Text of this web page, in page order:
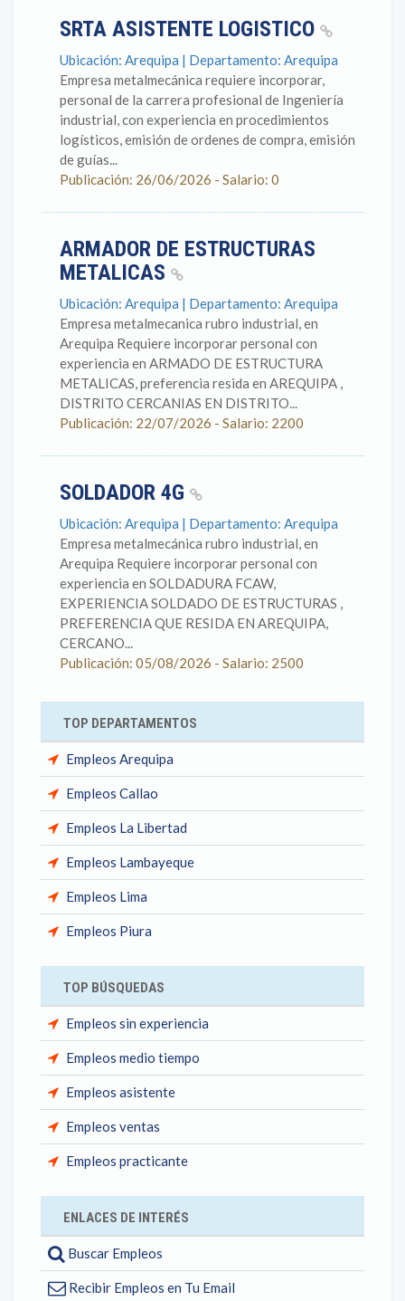
SRTA ASISTENTE LOGISTICO
Ubicación: Arequipa | Departamento: Arequipa
Empresa metalmecánica requiere incorporar,
personal de la carrera profesional de Ingeniería
industrial, con experiencia en procedimientos
logísticos, emisión de ordenes de compra, emisión
de guías...
Publicación: 26/06/2026 - Salario: 0
ARMADOR DE ESTRUCTURAS
METALICAS
Ubicación: Arequipa | Departamento: Arequipa
Empresa metalmecanica rubro industrial, en
Arequipa Requiere incorporar personal con
experiencia en ARMADO DE ESTRUCTURA
METALICAS, preferencia resida en AREQUIPA ,
DISTRITO CERCANIAS EN DISTRITO...
Publicación: 22/07/2026 - Salario: 2200
SOLDADOR 4G
Ubicación: Arequipa | Departamento: Arequipa
Empresa metalmecánica rubro industrial, en
Arequipa Requiere incorporar personal con
experiencia en SOLDADURA FCAW,
EXPERIENCIA SOLDADO DE ESTRUCTURAS ,
PREFERENCIA QUE RESIDA EN AREQUIPA,
CERCANO...
Publicación: 05/08/2026 - Salario: 2500
TOP DEPARTAMENTOS
Empleos Arequipa
Empleos Callao
Empleos La Libertad
Empleos Lambayeque
Empleos Lima
Empleos Piura
TOP BÚSQUEDAS
Empleos sin experiencia
Empleos medio tiempo
Empleos asistente
Empleos ventas
Empleos practicante
ENLACES DE INTERÉS
Buscar Empleos
Recibir Empleos en Tu Email